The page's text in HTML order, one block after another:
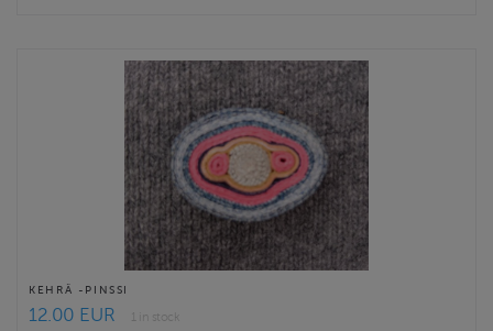
KEHRÄ -PINSSI
12.00 EUR
1 in stock